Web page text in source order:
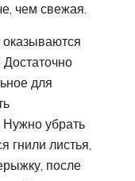
чем свежая.
Достаточно
для
убрать
гнили листья,
после